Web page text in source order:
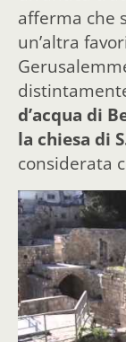
afferma che
un’altra
d’acqua di
la chiesa di
considerata